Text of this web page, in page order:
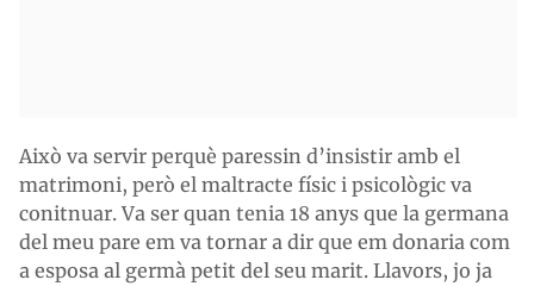
Això va servir perquè paressin d’insistir amb el
matrimoni, però el maltracte físic i psicològic va
conitnuar. Va ser quan tenia 18 anys que la germana
del meu pare em va tornar a dir que em donaria com
a esposa al germà petit del seu marit. Llavors, jo ja